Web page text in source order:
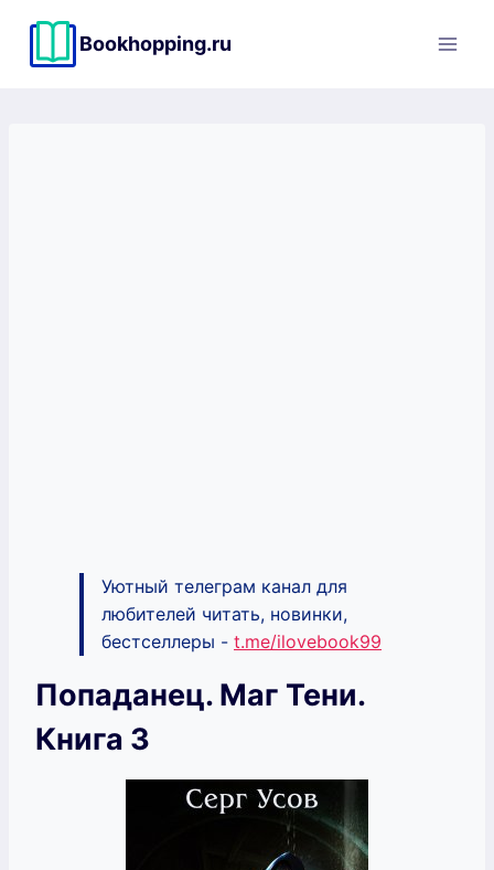
содержимому
Bookhopping.ru
Уютный телеграм канал для
любителей читать, новинки,
бестселлеры - t.me/ilovebook99
Попаданец. Маг Тени.
Книга 3